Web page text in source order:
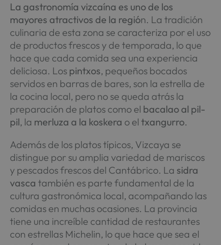
La gastronomía vizcaína es uno de los
mayores atractivos de la región. La tradición
culinaria de esta zona se caracteriza por el uso
de productos frescos y de temporada, lo que
hace que cada comida sea una experiencia
deliciosa. Los pintxos, pequeños bocados
servidos en barras de bares, son la estrella de
la cocina local, pero no se queda atrás la
preparación de platos como el bacalao al pil-
pil, la merluza a la koskera o el txangurro.
Además de los platos típicos, Vizcaya se
distingue por su amplia variedad de mariscos
y pescados frescos del Cantábrico. La sidra
vasca también es parte fundamental de la
cultura gastronómica local, acompañando las
comidas en muchas ocasiones. La provincia
tiene una increíble cantidad de restaurantes
con estrellas Michelin, lo que hace que sea el